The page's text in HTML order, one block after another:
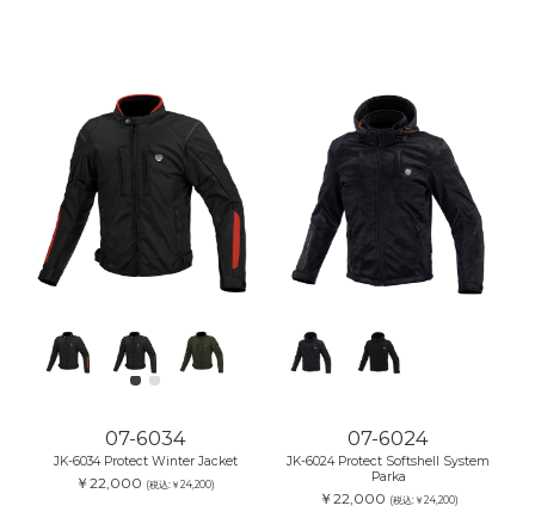
07-6034
JK-6034 Protect Winter Jacket
￥22,000 (税込:￥24,200)
07-6024
JK-6024 Protect Softshell System
Parka
￥22,000 (税込:￥24,200)